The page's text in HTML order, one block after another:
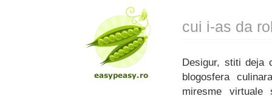
cui i-as da
Desigur, stiti deja
blogosfera
miresme